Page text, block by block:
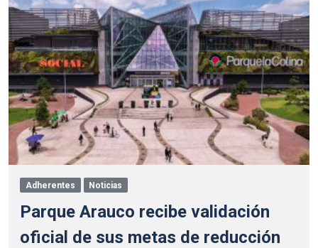
Adherentes Noticias
Parque Arauco recibe validación
oficial de sus metas de reducción